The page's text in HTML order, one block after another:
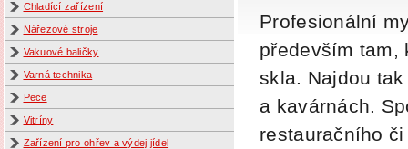
Chladící zařízení
Nářezové stroje
Vakuové baličky
Varná technika
Pece
Vitríny
Zařízení pro ohřev a výdej jídel
Profesionální
především tam,
skla. Najdou
a kavárnách.
restauračního